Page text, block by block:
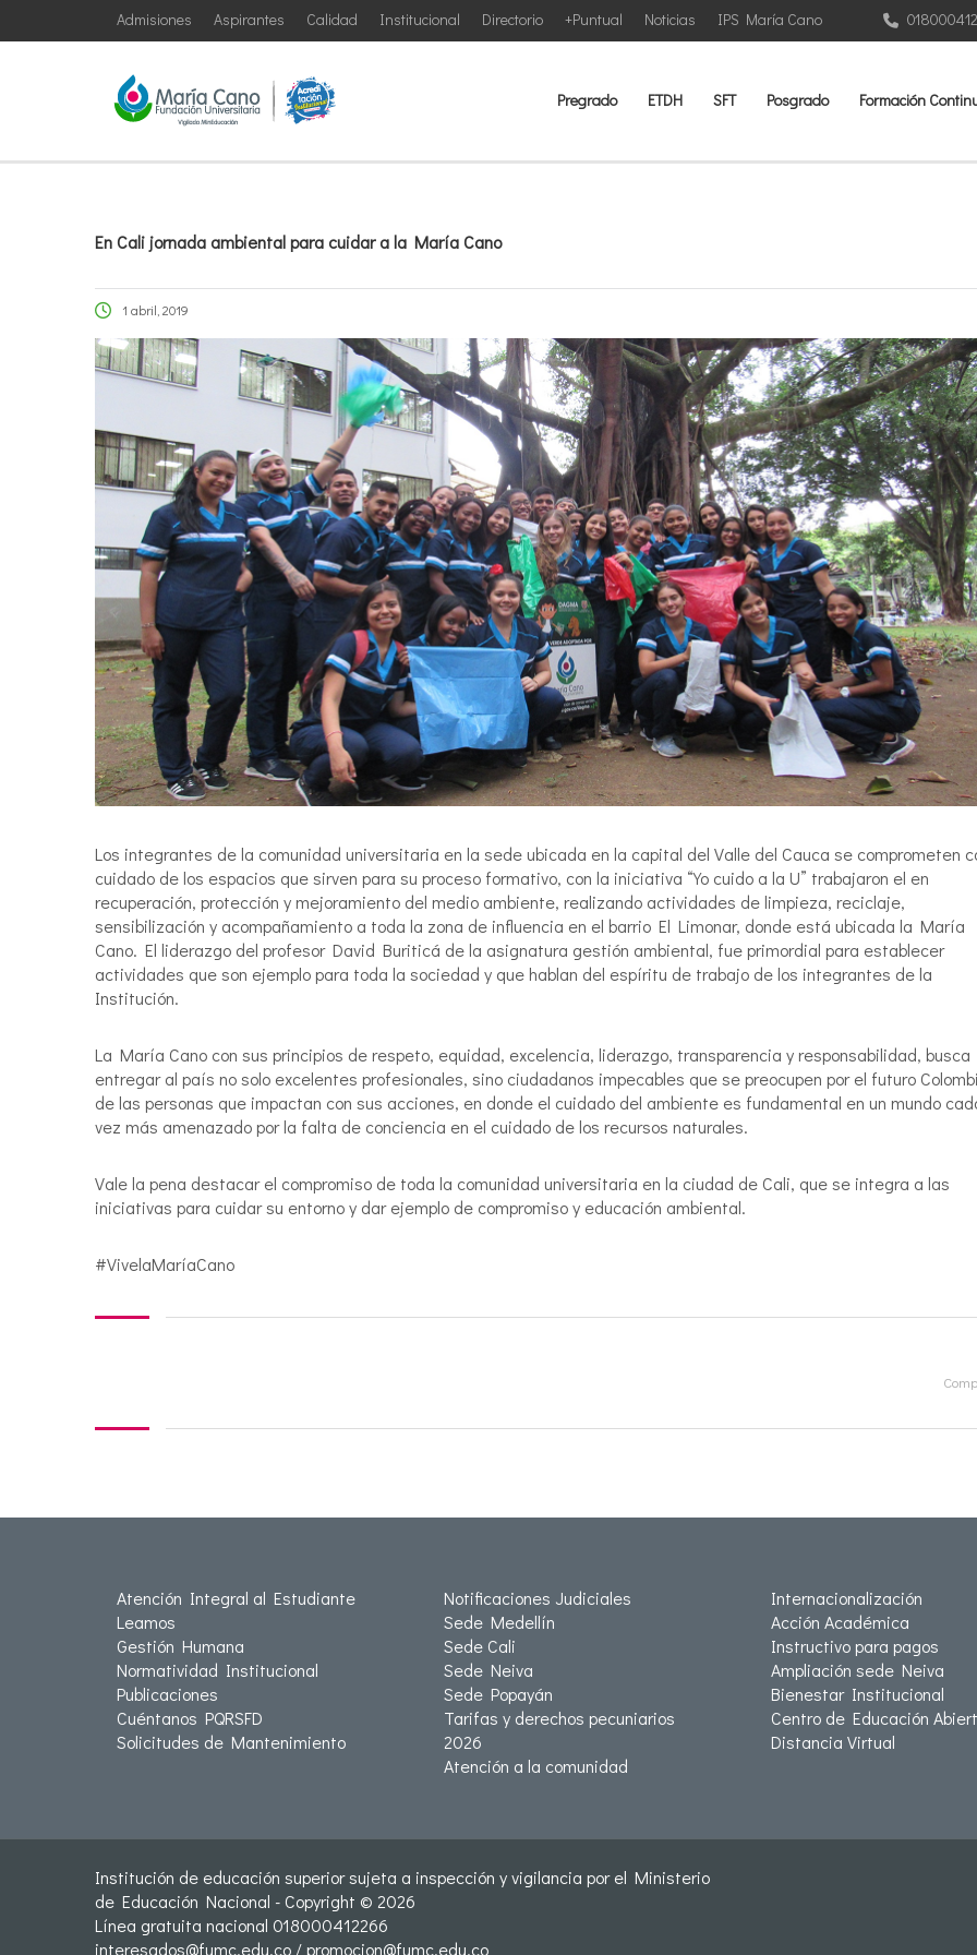
IPS María Cano
Noticias
+Puntual
Directorio
Institucional
Calidad
Aspirantes
Admisiones
Pregrado ETDH SFT Posgrado Formación
En Cali jornada ambiental para cuidar a la María Cano
1 abril, 2019
Los integrantes de la comunidad universitaria en la sede ubicada en la capital del Valle del Cauca se comprometen
cuidado de los espacios que sirven para su proceso formativo, con la iniciativa “Yo cuido a la U” trabajaron el en
recuperación, protección y mejoramiento del medio ambiente, realizando actividades de limpieza, reciclaje,
sensibilización y acompañamiento a toda la zona de influencia en el barrio El Limonar, donde está ubicada la María
Cano. El liderazgo del profesor David Buriticá de la asignatura gestión ambiental, fue primordial para establecer
actividades que son ejemplo para toda la sociedad y que hablan del espíritu de trabajo de los integrantes de la
Institución.
La María Cano con sus principios de respeto, equidad, excelencia, liderazgo, transparencia y responsabilidad, busca
entregar al país no solo excelentes profesionales, sino ciudadanos impecables que se preocupen por el futuro
de las personas que impactan con sus acciones, en donde el cuidado del ambiente es fundamental en un mundo
vez más amenazado por la falta de conciencia en el cuidado de los recursos naturales.
Vale la pena destacar el compromiso de toda la comunidad universitaria en la ciudad de Cali, que se integra a las
iniciativas para cuidar su entorno y dar ejemplo de compromiso y educación ambiental.
#VivelaMaríaCano
Atención Integral al Estudiante
Leamos
Gestión Humana
Normatividad Institucional
Publicaciones
Cuéntanos PQRSFD
Solicitudes de Mantenimiento
Notificaciones Judiciales
Sede Medellín
Sede Cali
Sede Neiva
Sede Popayán
Tarifas y derechos pecuniarios
2026
Atención a la comunidad
Internacionalización
Acción Académica
Instructivo para pagos
Ampliación sede Neiva
Bienestar Institucional
Centro de Educación
Distancia Virtual
Institución de educación superior sujeta a inspección y vigilancia por el Ministerio
de Educación Nacional - Copyright © 2026
Línea gratuita nacional 018000412266
interesados@fumc.edu.co /promocion@fumc.edu.co